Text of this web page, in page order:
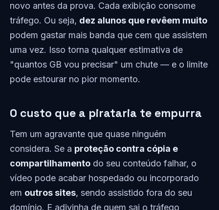
novo antes da prova. Cada exibição consome
tráfego. Ou seja, dez alunos que revêem muito
podem gastar mais banda que cem que assistem
uma vez. Isso torna qualquer estimativa de
"quantos GB vou precisar" um chute — e o limite
pode estourar no pior momento.
O custo que a pirataria te empurra
Tem um agravante que quase ninguém
considera. Se a proteção contra cópia e
compartilhamento do seu conteúdo falhar, o
vídeo pode acabar hospedado ou incorporado
em outros sites, sendo assistido fora do seu
domínio. E adivinha de quem sai o tráfego